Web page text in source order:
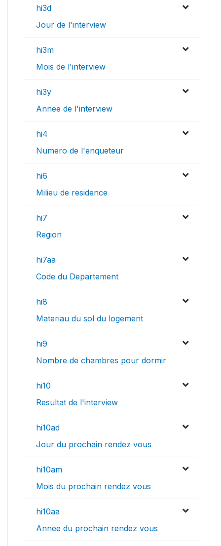
hi3d
Jour de l'interview
hi3m
Mois de l'interview
hi3y
Annee de l'interview
hi4
Numero de l'enqueteur
hi6
Milieu de residence
hi7
Region
hi7aa
Code du Departement
hi8
Materiau du sol du logement
hi9
Nombre de chambres pour dormir
hi10
Resultat de l'interview
hi10ad
Jour du prochain rendez vous
hi10am
Mois du prochain rendez vous
hi10aa
Annee du prochain rendez vous